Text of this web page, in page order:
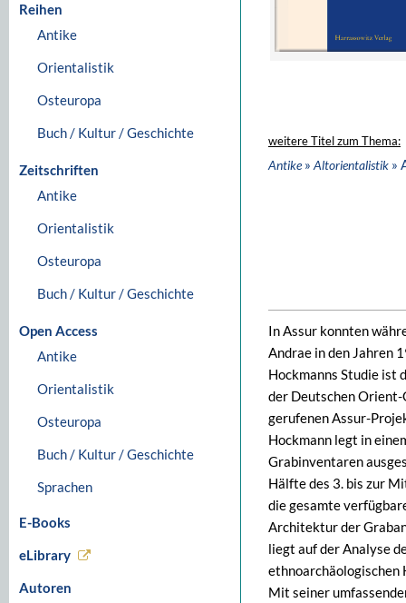
Reihen
Antike
Orientalistik
Osteuropa
Buch / Kultur / Geschichte
Zeitschriften
Antike
Orientalistik
Osteuropa
Buch / Kultur / Geschichte
Open Access
Antike
Orientalistik
Osteuropa
Buch / Kultur / Geschichte
Sprachen
E-Books
eLibrary
Autoren
weitere Titel zum Thema:
Antike» Altorientalistik »
In Assur konnten
Andrae in den Jahren
Hockmanns Studie ist
der Deutschen Orient-
gerufenen Assur-
Hockmann legt in
Grabinventaren
Hälfte des 3. bis zur
die gesamte
Architektur der
liegt auf der Analyse
Mit seiner